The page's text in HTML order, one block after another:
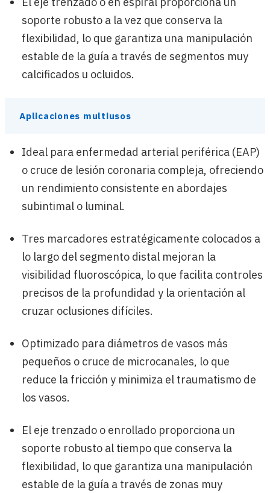
soporte robusto a la vez que conserva la
flexibilidad, lo que garantiza una manipulación
estable de la guía a través de segmentos muy
calcificados u ocluidos.
Aplicaciones multiusos
Ideal para enfermedad arterial periférica (EAP)
o cruce de lesión coronaria compleja, ofreciendo
un rendimiento consistente en abordajes
subintimal o luminal.
Tres marcadores estratégicamente colocados a
lo largo del segmento distal mejoran la
visibilidad fluoroscópica, lo que facilita controles
precisos de la profundidad y la orientación al
cruzar oclusiones difíciles.
Optimizado para diámetros de vasos más
pequeños o cruce de microcanales, lo que
reduce la fricción y minimiza el traumatismo de
los vasos.
El eje trenzado o enrollado proporciona un
soporte robusto al tiempo que conserva la
flexibilidad, lo que garantiza una manipulación
estable de la guía a través de zonas muy